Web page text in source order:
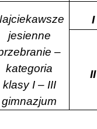
jesienne
–
kategoria
klasy I – III
gimnazjum
I
II